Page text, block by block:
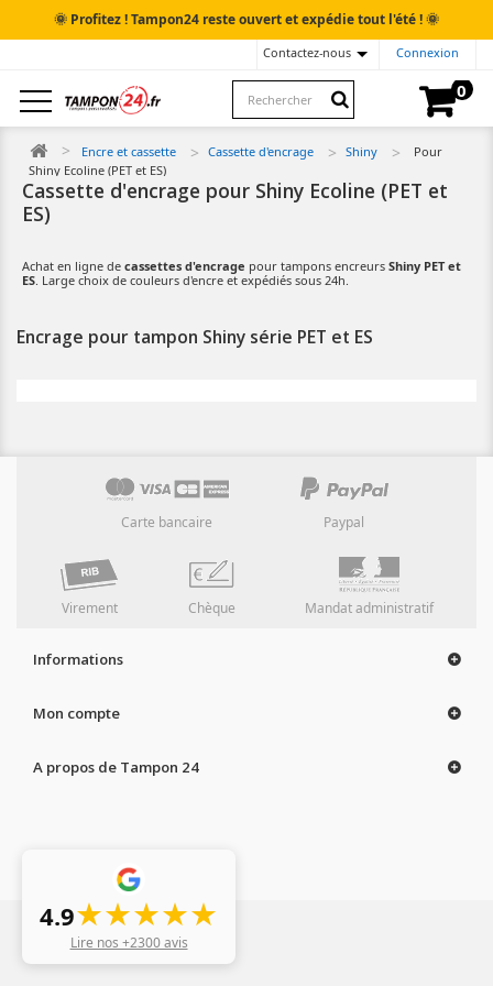
🌞 Profitez ! Tampon24 reste ouvert et expédie tout l'été !🌞
Connexion
Contactez-nous
4.9★★★★★
Lire nos +2300 avis
0
Encre et cassette Cassette d'encrage Shiny
Pour
Shiny Ecoline (PET et ES)
Cassette d'encrage pour Shiny Ecoline (PET et
ES)
Achat en ligne de cassettes d'encrage pour tampons encreurs Shiny PET et
ES. Large choix de couleurs d'encre et expédiés sous 24h.
Encrage pour tampon Shiny série PET et ES
Carte bancaire Paypal
Virement Chèque Mandat administratif
Informations
Mon compte
A propos de Tampon 24